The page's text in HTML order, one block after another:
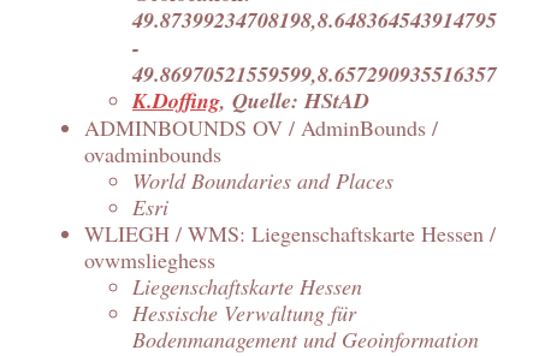
49.87399234708198,8.648364543914795
-
49.86970521559599,8.657290935516357
K.Doffing, Quelle: HStAD
ADMINBOUNDS OV / AdminBounds /
ovadminbounds
World Boundaries and Places
Esri
WLIEGH / WMS: Liegenschaftskarte Hessen /
ovwmslieghess
Liegenschaftskarte Hessen
Hessische Verwaltung für
Bodenmanagement und Geoinformation